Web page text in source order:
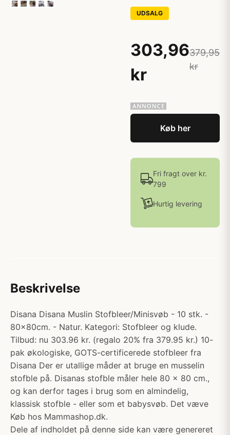
UDSALG
303,96
kr
379,95
kr
Køb her
Fri fragt over kr.
799
Hurtig levering
Beskrivelse
Disana Disana Muslin Stofbleer/Minisvøb - 10 stk. -
80x80cm. - Natur. Kategori: Stofbleer og klude.
Tilbud: nu 303.96 kr. (regalo 20% fra 379.95 kr.) 10-
pak økologiske, GOTS-certificerede stofbleer fra
Disana Der er utallige måder at bruge en musselin
stofble på. Disanas stofble måler hele 80 x 80 cm.,
og kan derfor tages i brug som en almindelig,
klassisk stofble - eller som et babysvøb. Det væve
Køb hos Mammashop.dk.
Dele af indholdet på denne side kan være genereret